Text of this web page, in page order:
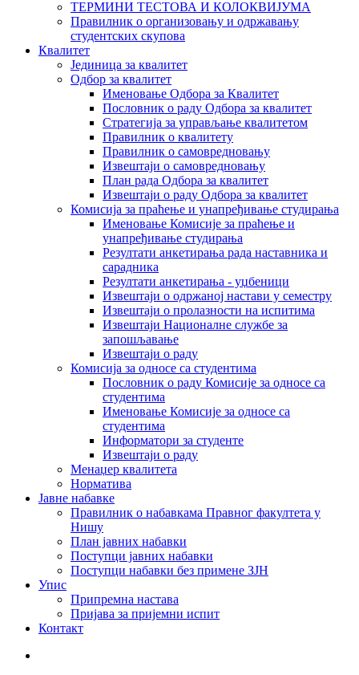
ТЕРМИНИ ТЕСТОВА И КОЛОКВИЈУМА
Правилник о организовању и одржавању
студентских скупова
Квалитет
Јединица за квалитет
Одбор за квалитет
Именовање Одбора за Квалитет
Пословник о раду Одбора за квалитет
Стратегија за управљање квалитетом
Правилник о квалитету
Правилник о самовредновању
Извештаји о самовредновању
План рада Одбора за квалитет
Извештаји о раду Одбора за квалитет
Комисија за праћење и унапређивање студирања
Именовање Комисије за праћење и
унапређивање студирања
Резултати анкетирања рада наставника и
сарадника
Резултати анкетирања - уџбеници
Извештаји о одржаној настави у семестру
Извештаји о пролазности на испитима
Извештаји Националне службе за
запошљавање
Извештаји о раду
Комисија за односе са студентима
Пословник о раду Комисије за односе са
студентима
Именовање Комисије за односе са
студентима
Информатори за студенте
Извештаји о раду
Менаџер квалитета
Норматива
Јавне набавке
Правилник о набавкама Правног факултета у
Нишу
План јавних набавки
Поступци јавних набавки
Поступци набавки без примене ЗЈН
Упис
Припремна настава
Пријава за пријемни испит
Контакт